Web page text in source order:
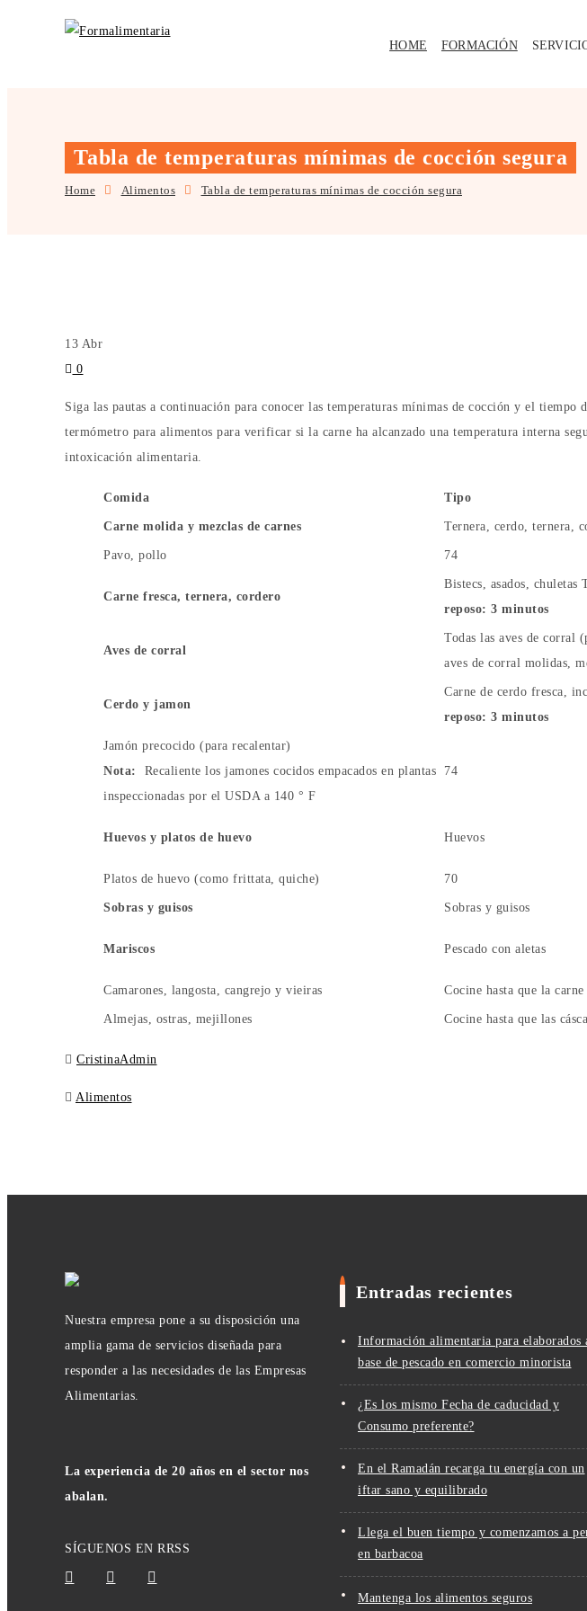
HOME FORMACIÓN
Tabla de temperaturas mínimas de cocción segura
Home Alimentos Tabla de temperaturas mínimas de cocción segura
13 Abr
0
Siga las pautas a continuación para conocer las temperaturas mínimas de cocción y el tiempo
termómetro para alimentos para verificar si la carne ha alcanzado una temperatura interna
intoxicación alimentaria.
Comida Tipo
Carne molida y mezclas de carnes Ternera, cerdo, ternera,
Pavo, pollo 74
Carne fresca, ternera, cordero
Bistecs, asados, chuletas
reposo: 3 minutos
Aves de corral
Todas las aves de corral
aves de corral molidas,
Cerdo y jamon
Carne de cerdo fresca,
reposo: 3 minutos
Jamón precocido (para recalentar)
Nota:
Recaliente los jamones cocidos empacados en plantas
inspeccionadas por el USDA a 140 ° F
74
Huevos y platos de huevo Huevos
Platos de huevo (como frittata, quiche) 70
Sobras y guisos Sobras y guisos
Mariscos Pescado con aletas
Camarones, langosta, cangrejo y vieiras Cocine hasta que la
Almejas, ostras, mejillones Cocine hasta que las
CristinaAdmin
Alimentos
Nuestra empresa pone a su disposición una
amplia gama de servicios diseñada para
responder a las necesidades de las Empresas
Alimentarias.
La experiencia de 20 años en el sector nos
abalan.
SÍGUENOS EN RRSS
Entradas recientes
Información alimentaria para elaborados
base de pescado en comercio minorista
¿Es los mismo Fecha de caducidad y
Consumo preferente?
En el Ramadán recarga tu energía con un
iftar sano y equilibrado
Llega el buen tiempo y comenzamos a
en barbacoa
Mantenga los alimentos seguros